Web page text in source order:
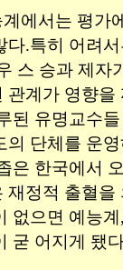
에서는 평가
다.특히 어려
스 승과 제자
관계가 영향을
된 유명교수
의 단체를 운
은 한국에서
재정적 출혈을
없으면 예능
굳 어지게 됐